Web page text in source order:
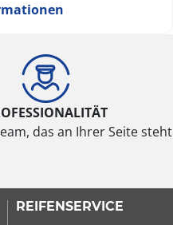
das an Ihrer Seite steht
REIFENSERVICE